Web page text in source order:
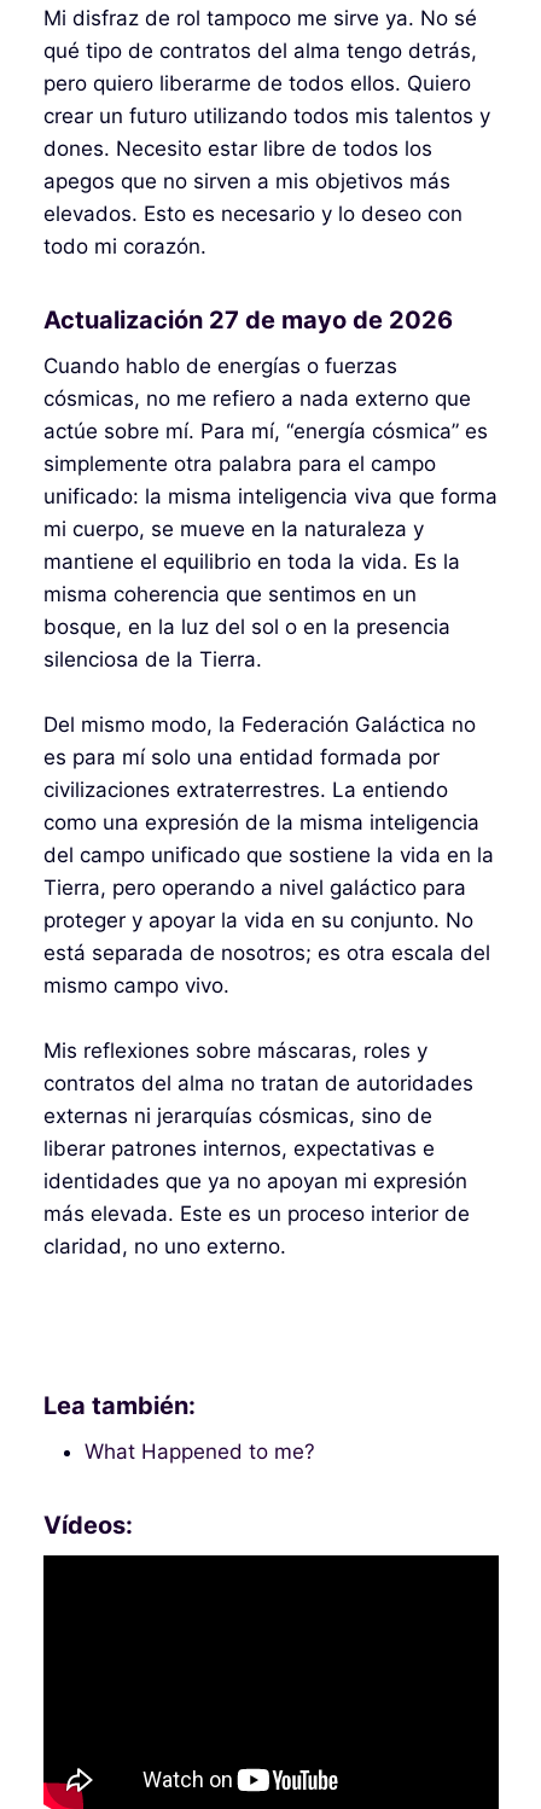
Mi disfraz de rol tampoco me sirve ya. No sé
qué tipo de contratos del alma tengo detrás,
pero quiero liberarme de todos ellos. Quiero
crear un futuro utilizando todos mis talentos y
dones. Necesito estar libre de todos los
apegos que no sirven a mis objetivos más
elevados. Esto es necesario y lo deseo con
todo mi corazón.
Actualización 27 de mayo de 2026
Cuando hablo de energías o fuerzas
cósmicas, no me refiero a nada externo que
actúe sobre mí. Para mí, “energía cósmica” es
simplemente otra palabra para el campo
unificado: la misma inteligencia viva que forma
mi cuerpo, se mueve en la naturaleza y
mantiene el equilibrio en toda la vida. Es la
misma coherencia que sentimos en un
bosque, en la luz del sol o en la presencia
silenciosa de la Tierra.
Del mismo modo, la Federación Galáctica no
es para mí solo una entidad formada por
civilizaciones extraterrestres. La entiendo
como una expresión de la misma inteligencia
del campo unificado que sostiene la vida en la
Tierra, pero operando a nivel galáctico para
proteger y apoyar la vida en su conjunto. No
está separada de nosotros; es otra escala del
mismo campo vivo.
Mis reflexiones sobre máscaras, roles y
contratos del alma no tratan de autoridades
externas ni jerarquías cósmicas, sino de
liberar patrones internos, expectativas e
identidades que ya no apoyan mi expresión
más elevada. Este es un proceso interior de
claridad, no uno externo.
Lea también:
What Happened to me?
Vídeos: